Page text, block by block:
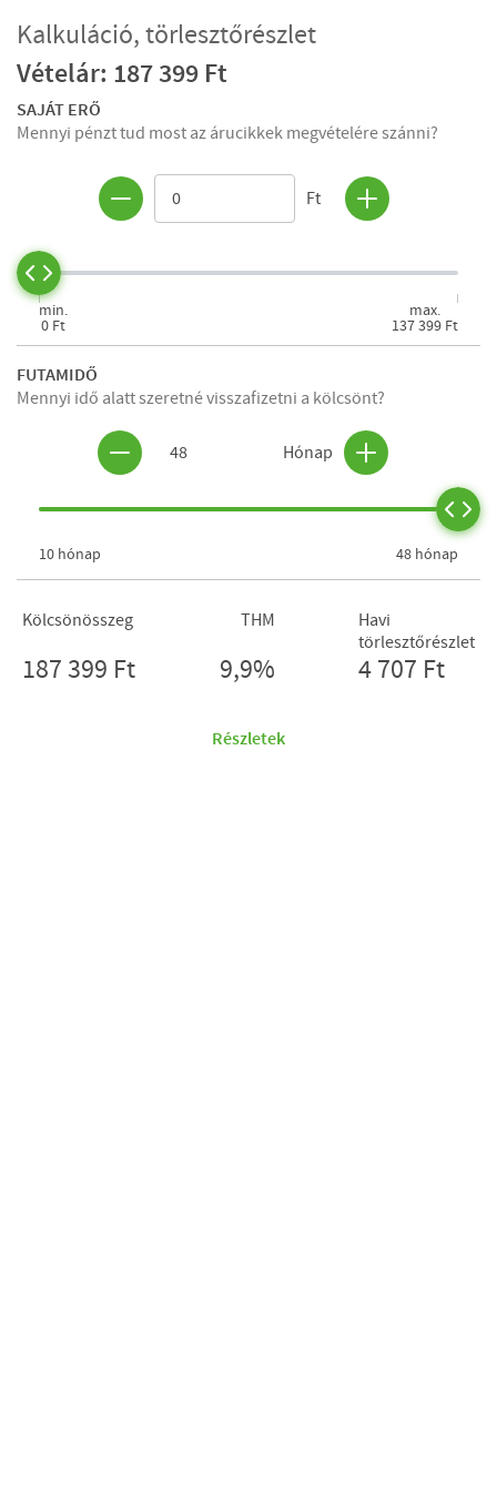
Kalkuláció, törlesztőrészlet
Vételár: 187 399 Ft
SAJÁT ERŐ
Mennyi pénzt tud most az árucikkek megvételére szánni?
Ft
min.
0 Ft
max.
137 399 Ft
FUTAMIDŐ
Mennyi idő alatt szeretné visszafizetni a kölcsönt?
48 Hónap
10 hónap 48 hónap
Kölcsönösszeg
187 399 Ft
THM
9,9%
Havi
törlesztőrészlet
4 707 Ft
Részletek